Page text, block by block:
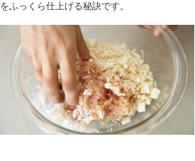
をふっくら仕上げる秘訣です。